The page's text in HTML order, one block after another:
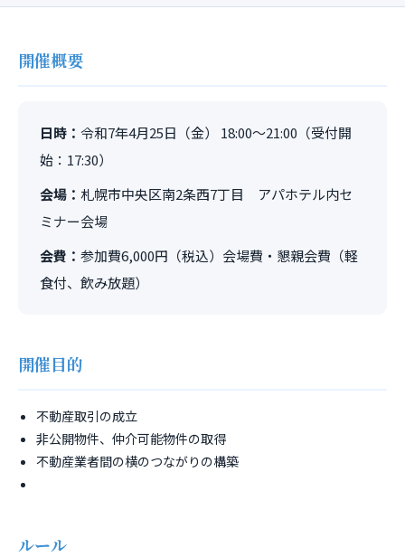
開催概要
日時： 令和7年4月25日（金） 18:00～21:00（受付開
始：17:30）
会場： 札幌市中央区南2条西7丁目 アパホテル内セ
ミナー会場
会費： 参加費6,000円（税込）会場費・懇親会費（軽
食付、飲み放題）
開催目的
不動産取引の成立
非公開物件、仲介可能物件の取得
不動産業者間の横のつながりの構築
ルール